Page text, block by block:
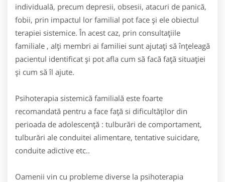
individuală, precum depresii, obsesii, atacuri de panică,
fobii, prin impactul lor familial pot face şi ele obiectul
terapiei sistemice. În acest caz, prin consultaţiile
familiale , alţi membri ai familiei sunt ajutaţi să înţeleagă
pacientul identificat şi pot afla cum să facă faţă situaţiei
şi cum să îl ajute.
Psihoterapia sistemică familială este foarte
recomandată pentru a face faţă si dificultăţilor din
perioada de adolescenţă : tulburări de comportament,
tulburări ale conduitei alimentare, tentative suicidare,
conduite adictive etc..
Oamenii vin cu probleme diverse la psihoterapia